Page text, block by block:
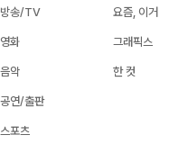
방송/TV
영화
음악
공연/출판
스포츠
요즘, 이거
그래픽스
한 컷